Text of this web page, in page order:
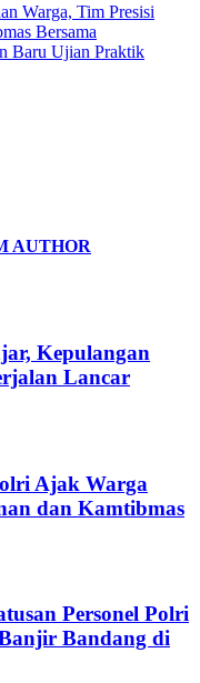
Warga, Tim Presisi
Bersama
Baru Ujian Praktik
AUTHOR
Kepulangan
Lancar
Ajak Warga
dan Kamtibmas
Personel Polri
Bandang di